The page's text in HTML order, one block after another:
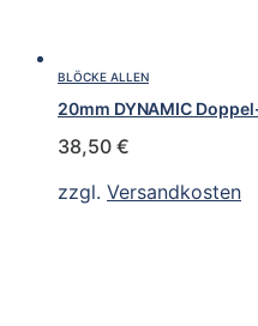
BLÖCKE ALLEN
20mm DYNAMIC
38,50 €
zzgl. Versandkosten